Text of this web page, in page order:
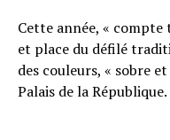
Cette année, « compte
et place du défilé
des couleurs, « sobre
Palais de la République.